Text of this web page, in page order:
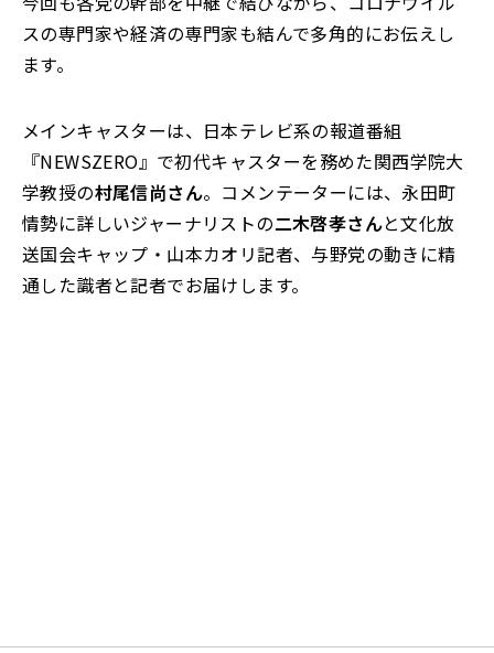
スの専門家や経済の専門家も結んで多角的にお伝えし
ます。
メインキャスターは、日本テレビ系の報道番組
『NEWSZERO』で初代キャスターを務めた関西学院大
学教授の村尾信尚さん。コメンテーターには、永田町
情勢に詳しいジャーナリストの二木啓孝さんと文化放
送国会キャップ・山本カオリ記者、与野党の動きに精
通した識者と記者でお届けします。